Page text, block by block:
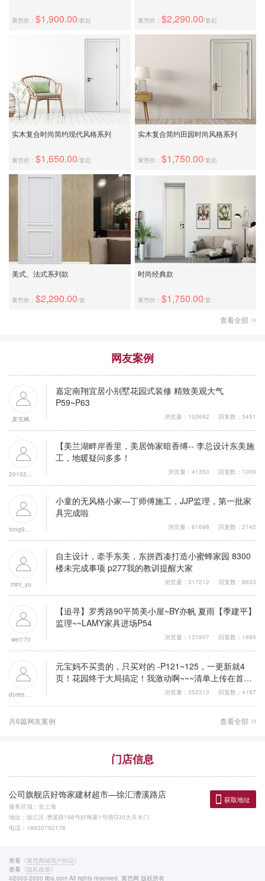
篱笆价： $1,900.00/套起 篱笆价： $2,290.00/套起
实木复合时尚简约现代风格系列
篱笆价： $1,650.00/套起
实木复合简约田园时尚风格系列
篱笆价： $1,750.00/套起
美式、法式系列款
篱笆价： $2,290.00/套
时尚经典款
篱笆价： $1,750.00/套
查看全部
网友案例
麦克枫
嘉定南翔宜居小别墅花园式装修 精致美观大气
P59~P63
浏览量：102692 回复数：5451
201020不灌水
【美兰湖畔岸香里，美居饰家暗香缚-- 李总设计东美施
工，地暖疑问多多！
浏览量：41350 回复数：1009
tong9010fly
小童的无风格小家—丁师傅施工，JJP监理，第一批家
具完成啦
浏览量：61698 回复数：2142
mini_yu
自主设计，牵手东美，东拼西凑打造小蜜蜂家园 8300
楼未完成事项 p277我的教训提醒大家
浏览量：317212 回复数：8633
wei170
【追寻】罗秀路90平简美小屋~BY亦帆 夏雨【季建平】
监理~~LAMY家具进场P54
浏览量：131907 回复数：1895
doreenletter3
元宝妈不买贵的，只买对的 -P121~125，一更新就4
页！花园终于大局搞定！我激动啊~~~清单上传在首页
浏览量：352313 回复数：4187
共6篇网友案例 查看全部
门店信息
公司旗舰店好饰家建材超市—徐汇漕溪路店
服务区域：全上海
地址：徐汇区 漕溪路198号好饰家1号馆G30大开木门
电话：18930792176
获取地址
查看 《篱笆商城用户协议》
查看 《隐私政策》
©2003-2030 liba.com All rights reserved. 篱笆网 版权所有